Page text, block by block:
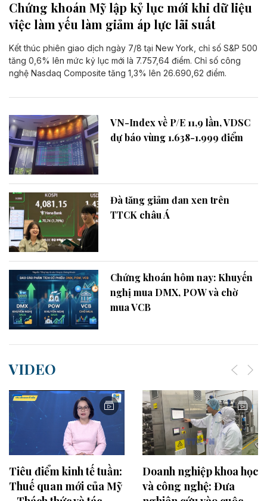
Chứng khoán Mỹ lập kỷ lục mới khi dữ liệu
việc làm yếu làm giảm áp lực lãi suất
Kết thúc phiên giao dịch ngày 7/8 tại New York, chỉ số S&P 500
tăng 0,6% lên mức kỷ lục mới là 7.757,64 điểm. Chỉ số công
nghệ Nasdaq Composite tăng 1,3% lên 26.690,62 điểm.
VN-Index về P/E 11,9 lần, VDSC
dự báo vùng 1.638-1.999 điểm
Đà tăng giảm đan xen trên
TTCK châu Á
Chứng khoán hôm nay: Khuyến
nghị mua DMX, POW và chờ
mua VCB
VIDEO
Tiêu điểm kinh tế tuần:
Thuế quan mới của Mỹ
Doanh nghiệp khoa học
và công nghệ: Đưa